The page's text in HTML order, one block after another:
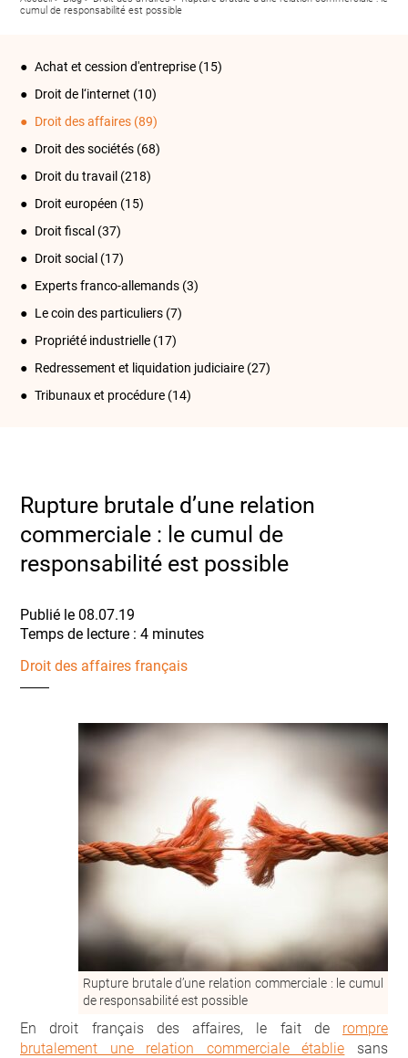
cumul de responsabilité est possible
Achat et cession d'entreprise (15)
Droit de l‘internet (10)
Droit des affaires (89)
Droit des sociétés (68)
Droit du travail (218)
Droit européen (15)
Droit fiscal (37)
Droit social (17)
Experts franco-allemands (3)
Le coin des particuliers (7)
Propriété industrielle (17)
Redressement et liquidation judiciaire (27)
Tribunaux et procédure (14)
Rupture brutale d’une relation
commerciale : le cumul de
responsabilité est possible
Publié le 08.07.19
Droit des affaires français
Rupture brutale d’une relation commerciale : le cumul
de responsabilité est possible
En droit français des affaires, le fait de rompre
brutalement une relation commerciale établie sans